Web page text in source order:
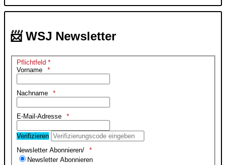
📨 WSJ Newsletter
Pflichtfeld *
Vorname
Nachname
E-Mail-Adresse
Verifizieren
Newsletter Abonnieren/
Newsletter Abonnieren